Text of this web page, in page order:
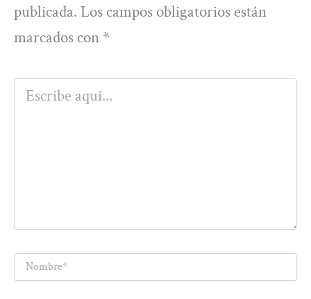
publicada. Los campos obligatorios están
marcados con *
Escribe
aquí...
Nombre*